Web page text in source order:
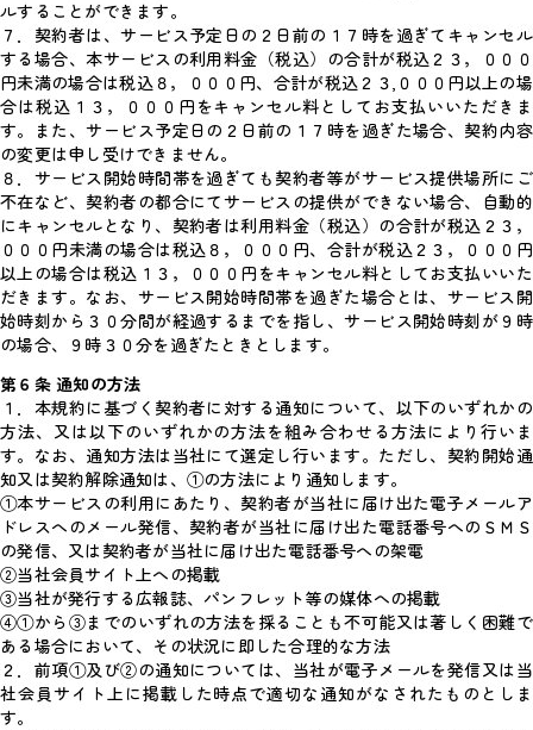
ルすることができます。
７．契約者は、サービス予定日の２日前の１７時を過ぎてキャンセル
する場合、本サービスの利用料金（税込）の合計が税込２３，０００
円未満の場合は税込８，０００円、合計が税込２３,０００円以上の場
合は税込１３，０００円をキャンセル料としてお支払いいただきま
す。また、サービス予定日の２日前の１７時を過ぎた場合、契約内容
の変更は申し受けできません。
８．サービス開始時間帯を過ぎても契約者等がサービス提供場所にご
不在など、契約者の都合にてサービスの提供ができない場合、自動的
にキャンセルとなり、契約者は利用料金（税込）の合計が税込２３，
０００円未満の場合は税込８，０００円、合計が税込２３，０００円
以上の場合は税込１３，０００円をキャンセル料としてお支払いいた
だきます。なお、サービス開始時間帯を過ぎた場合とは、サービス開
始時刻から３０分間が経過するまでを指し、サービス開始時刻が９時
の場合、９時３０分を過ぎたときとします。
第６条 通知の方法
１．本規約に基づく契約者に対する通知について、以下のいずれかの
方法、又は以下のいずれかの方法を組み合わせる方法により行いま
す。なお、通知方法は当社にて選定し行います。ただし、契約開始通
知又は契約解除通知は、①の方法により通知します。
①本サービスの利用にあたり、契約者が当社に届け出た電子メールア
ドレスへのメール発信、契約者が当社に届け出た電話番号へのＳＭＳ
の発信、又は契約者が当社に届け出た電話番号への架電
②当社会員サイト上への掲載
③当社が発行する広報誌、パンフレット等の媒体への掲載
④①から③までのいずれの方法を採ることも不可能又は著しく困難で
ある場合において、その状況に即した合理的な方法
２．前項①及び②の通知については、当社が電子メールを発信又は当
社会員サイト上に掲載した時点で適切な通知がなされたものとしま
す。